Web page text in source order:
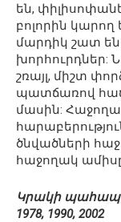
են,
բոլորին կարող
մարդիկ շատ
խորհուրդներ:
շռայլ, միշտ
պատճառով
մասին:
ծնվածների
հաջողակ
Կրակի պահապան
1978, 1990, 2002